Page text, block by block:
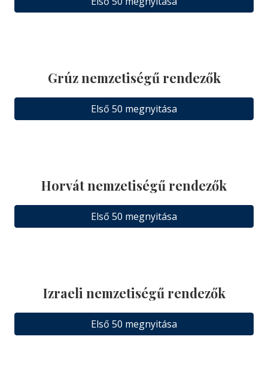
Grúz nemzetiségű rendezők
Első 50 megnyitása
Horvát nemzetiségű rendezők
Első 50 megnyitása
Izraeli nemzetiségű rendezők
Első 50 megnyitása